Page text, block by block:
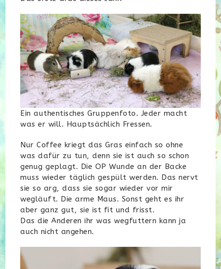
Ein authentisches Gruppenfoto. Jeder macht
was er will. Hauptsächlich Fressen.
Nur Coffee kriegt das Gras einfach so ohne
was dafür zu tun, denn sie ist auch so schon
genug geplagt. Die OP Wunde an der Backe
muss wieder täglich gespült werden. Das nervt
sie so arg, dass sie sogar wieder vor mir
wegläuft. Die arme Maus. Sonst geht es ihr
aber ganz gut, sie ist fit und frisst.
Das die Anderen ihr was wegfuttern kann ja
auch nicht angehen.